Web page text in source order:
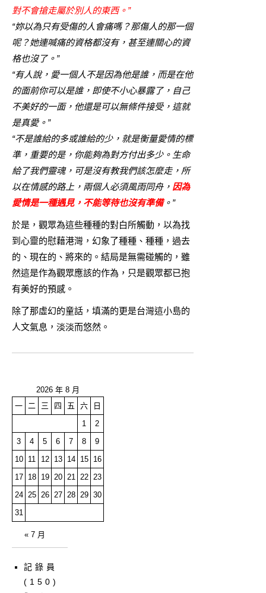
對不會搶走屬於別人的東西。”
“妳以為只有受傷的人會痛嗎？那傷人的那一個
呢？她連喊痛的資格都沒有，甚至連關心的資
格也沒了。”
“有人說，愛一個人不是因為他是誰，而是在他
的面前你可以是誰，即使不小心暴露了，自己
不美好的一面，他還是可以無條件接受，這就
是真愛。”
“不是誰給的多或誰給的少，就是衡量愛情的標
準，重要的是，你能夠為對方付出多少。生命
給了我們靈魂，可是沒有教我們該怎麼走，所
以在情感的路上，兩個人必須風雨同舟， 因為
愛情是一種遇見，不能等待也沒有準備。”
於是，觀眾為這些種種的對白所觸動，以為找
到心靈的慰藉港灣，幻象了種種、種種，過去
的、現在的、將來的。結局是無需碰觸的，雖
然這是作為觀眾應該的作為，只是觀眾都已抱
有美好的預感。
除了那虛幻的童話，填滿的更是台灣這小島的
人文氣息，淡淡而悠然。
2026 年 8 月
一
二 三 四 五 六
日
1
2
3
4 5 6 7 8
9
10
11 12 13 14 15
16
17
18 19 20 21 22
23
24
25 26 27 28 29 30
31
« 7 月
記錄員
(150)